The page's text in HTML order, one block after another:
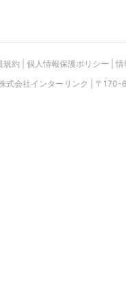
規約 個人情報保護ポリシー 情
式会社インターリンク | 〒170-